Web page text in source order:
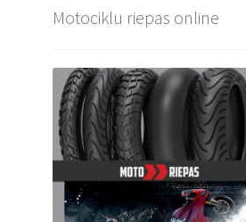
Motociklu riepas online